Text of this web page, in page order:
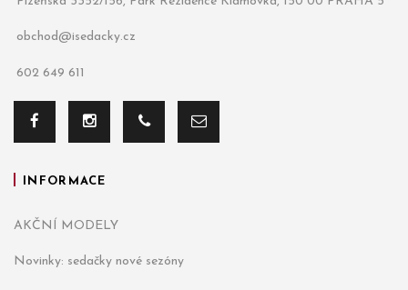
obchod@isedacky.cz
602 649 611
INFORMACE
AKČNÍ MODELY
Novinky: sedačky nové sezóny